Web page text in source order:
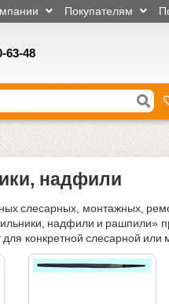
Покупателям
63-48
надфили
слесарных, монтажных,
надфили и рашпили»
конкретной слесарной или